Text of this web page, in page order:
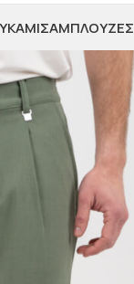
ΜΠΛΟΎΖΕΣ